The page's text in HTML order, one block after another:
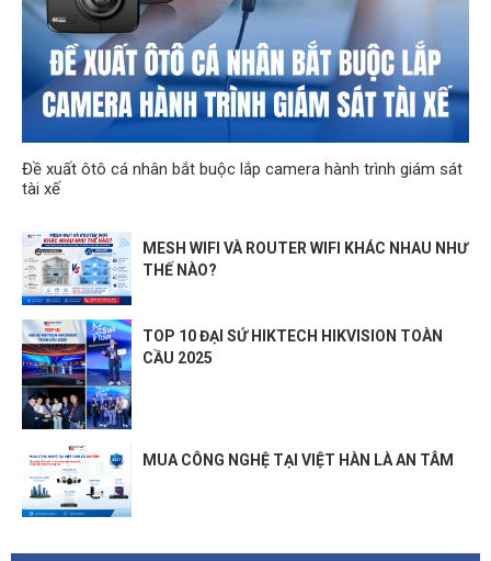
Đề xuất ôtô cá nhân bắt buộc lắp camera hành trình giám sát
tài xế
MESH WIFI VÀ ROUTER WIFI KHÁC NHAU NHƯ
THẾ NÀO?
TOP 10 ĐẠI SỨ HIKTECH HIKVISION TOÀN
CẦU 2025
MUA CÔNG NGHỆ TẠI VIỆT HÀN LÀ AN TÂM